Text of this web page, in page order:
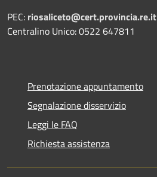
PEC: riosaliceto@cert.provincia.re.it
Centralino Unico: 0522 647811
Prenotazione appuntamento
Segnalazione disservizio
Leggi le FAQ
Richiesta assistenza